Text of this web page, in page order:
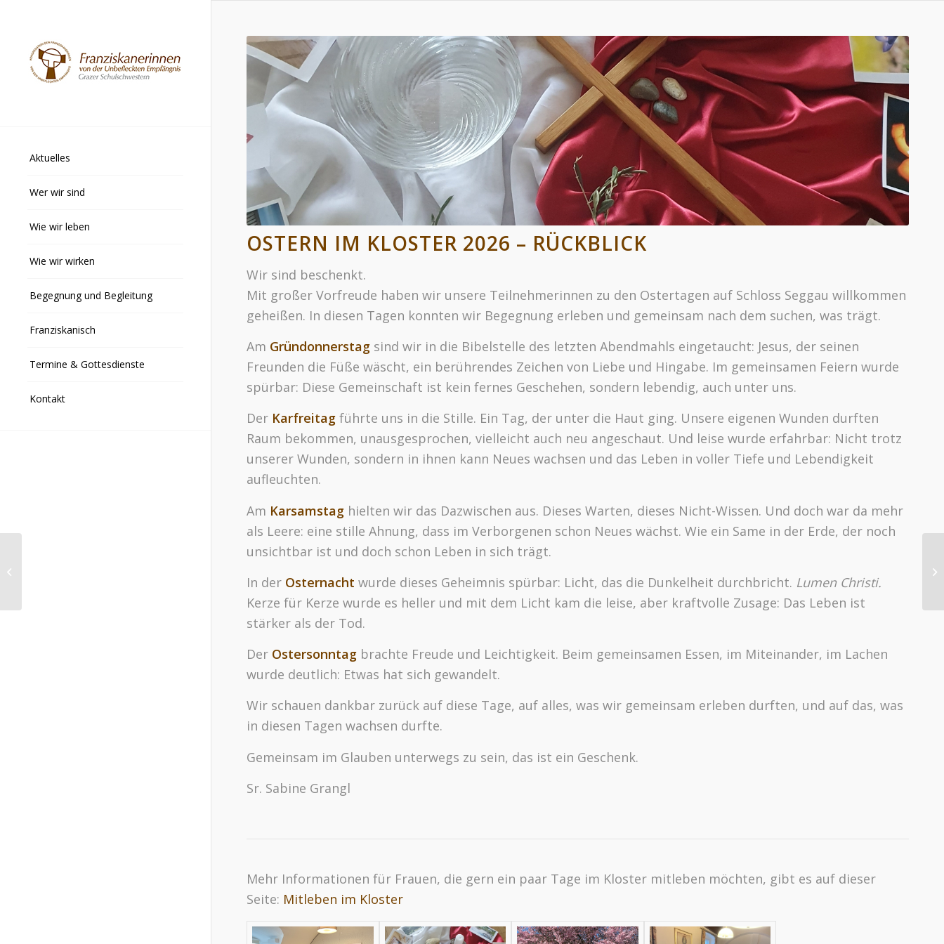
Aktuelles
Wer wir sind
Wie wir leben
Wie wir wirken
Begegnung und Begleitung
Franziskanisch
Termine & Gottesdienste
Kontakt
OSTERN IM KLOSTER 2026 – RÜCKBLICK
Wir sind beschenkt.
Mit großer Vorfreude haben wir unsere Teilnehmerinnen zu den Ostertagen auf Schloss Seggau willkommen
geheißen. In diesen Tagen konnten wir Begegnung erleben und gemeinsam nach dem suchen, was trägt.
Am Gründonnerstag sind wir in die Bibelstelle des letzten Abendmahls eingetaucht: Jesus, der seinen
Freunden die Füße wäscht, ein berührendes Zeichen von Liebe und Hingabe. Im gemeinsamen Feiern wurde
spürbar: Diese Gemeinschaft ist kein fernes Geschehen, sondern lebendig, auch unter uns.
Der Karfreitag führte uns in die Stille. Ein Tag, der unter die Haut ging. Unsere eigenen Wunden durften
Raum bekommen, unausgesprochen, vielleicht auch neu angeschaut. Und leise wurde erfahrbar: Nicht trotz
unserer Wunden, sondern in ihnen kann Neues wachsen und das Leben in voller Tiefe und Lebendigkeit
aufleuchten.
Am Karsamstag hielten wir das Dazwischen aus. Dieses Warten, dieses Nicht-Wissen. Und doch war da mehr
als Leere: eine stille Ahnung, dass im Verborgenen schon Neues wächst. Wie ein Same in der Erde, der noch
unsichtbar ist und doch schon Leben in sich trägt.
In der Osternacht wurde dieses Geheimnis spürbar: Licht, das die Dunkelheit durchbricht. Lumen Christi.
Kerze für Kerze wurde es heller und mit dem Licht kam die leise, aber kraftvolle Zusage: Das Leben ist
stärker als der Tod.
Der Ostersonntag brachte Freude und Leichtigkeit. Beim gemeinsamen Essen, im Miteinander, im Lachen
wurde deutlich: Etwas hat sich gewandelt.
Wir schauen dankbar zurück auf diese Tage, auf alles, was wir gemeinsam erleben durften, und auf das, was
in diesen Tagen wachsen durfte.
Gemeinsam im Glauben unterwegs zu sein, das ist ein Geschenk.
Sr. Sabine Grangl
Mehr Informationen für Frauen, die gern ein paar Tage im Kloster mitleben möchten, gibt es auf dieser
Seite: Mitleben im Kloster